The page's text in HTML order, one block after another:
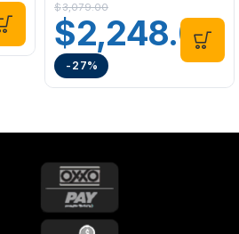
$3,079.00
$2,248.00
-27%